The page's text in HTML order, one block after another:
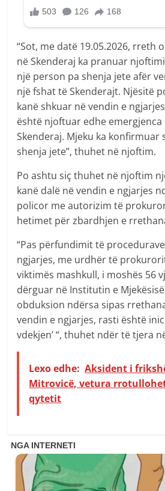
“Sot, me datë 19.05.2026, rreth
në Skenderaj ka pranuar
një person pa shenja jete afër
një fshat të Skenderajt. Njësitë
kanë shkuar në vendin e
është njoftuar edhe emergjenca
Skenderaj. Mjeku ka konfirmuar
shenja jete”, thuhet në njoftim.
Po ashtu siç thuhet në njoftim
kanë dalë në vendin e ngjarjes
policor me autorizim të
hetimet për zbardhjen e
“Pas përfundimit të
ngjarjes, me urdhër të
viktimës mashkull, i moshës 56
dërguar në Institutin e
obduksion ndërsa sipas
vendin e ngjarjes, rasti është
vdekjen’ “, thuhet ndër të tjera
Lexo edhe: Aksident i
Mitrovicë, vetura
qytetit